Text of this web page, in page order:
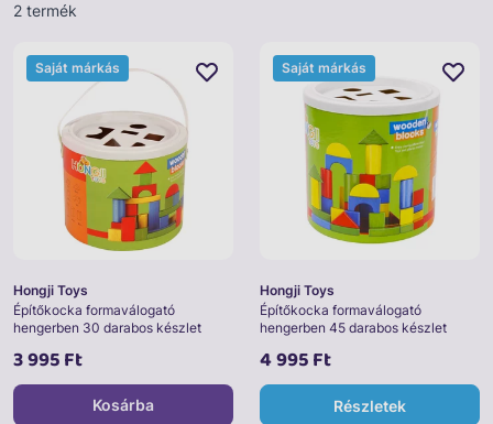
2 termék
Hongji Toys
Építőkocka formaválogató
hengerben 30 darabos készlet
3 995 Ft
Saját márkás
Kosárba
Hongji Toys
Építőkocka formaválogató
hengerben 45 darabos készlet
4 995 Ft
Saját márkás
Részletek